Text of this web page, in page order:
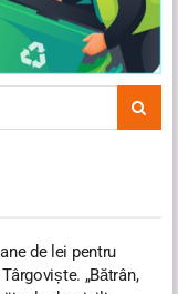
de lei pentru
„Bătrân,